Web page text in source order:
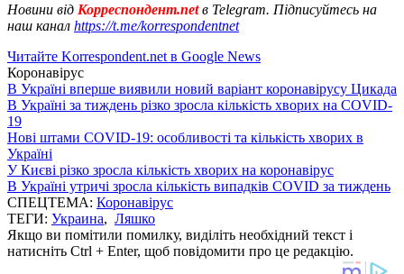
Новини від Корреспондент.netв Telegram. Підписуйтесь на
наш канал https://t.me/korrespondentnet
Читайте Korrespondent.net в Google News
Коронавірус
В Україні вперше виявили новий варіант коронавірусу Цикада
В Україні за тиждень різко зросла кількість хворих на COVID-
19
Нові штами COVID-19: особливості та кількість хворих в
Україні
У Києві різко зросла кількість хворих на коронавірус
В Україні утричі зросла кількість випадків COVID за тиждень
СПЕЦТЕМА: Коронавірус
ТЕГИ: Украина, Ляшко
Якщо ви помітили помилку, виділіть необхідний текст і
натисніть Ctrl + Enter, щоб повідомити про це редакцію.